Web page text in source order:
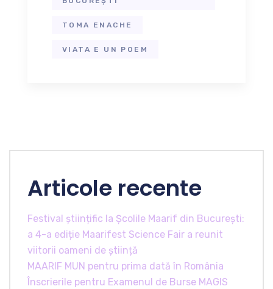
TOMA ENACHE
VIATA E UN POEM
Articole recente
Festival științific la Școlile Maarif din București:
a 4-a ediție Maarifest Science Fair a reunit
viitorii oameni de știință
MAARIF MUN pentru prima dată în România
Înscrierile pentru Examenul de Burse MAGIS